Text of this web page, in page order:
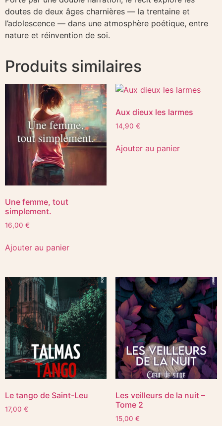
doutes de deux âges charnières — la trentaine et
l’adolescence — dans une atmosphère poétique, entre
nature et réinvention de soi.
Produits similaires
Une femme, tout
simplement.
16,00 €
Ajouter au panier
Aux dieux les larmes
14,90 €
Ajouter au panier
Le tango de Saint-Leu
17,00 €
Les veilleurs de la nuit –
Tome 2
15,00 €